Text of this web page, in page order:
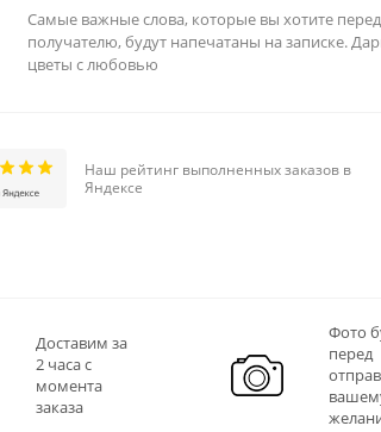
Самые важные слова, которые вы хотите
получателю, будут напечатаны на записке.
цветы с любовью
Наш рейтинг выполненных заказов в
Яндексе
Доставим за
2 часа с
момента
заказа
Фото
перед